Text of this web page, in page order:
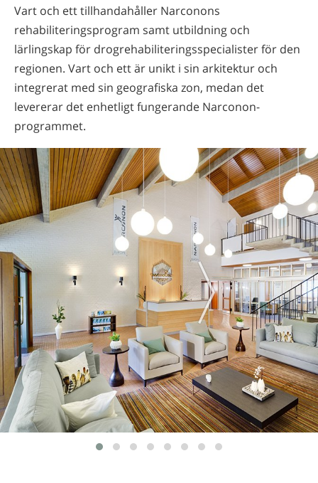
Vart och ett tillhandahåller Narconons
rehabiliteringsprogram samt utbildning och
lärlingskap för drog­rehabiliterings­specialister för den
regionen. Vart och ett är unikt i sin arkitektur och
integrerat med sin geografiska zon, medan det
levererar det enhetligt fungerande Narconon-
programmet.